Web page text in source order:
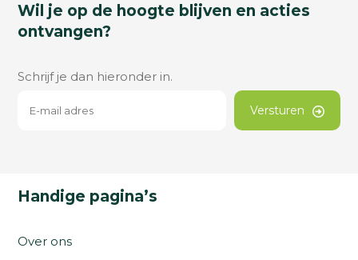
Wil je op de hoogte blijven en acties
ontvangen?
Schrijf je dan hieronder in.
Versturen
Handige pagina’s
Over ons